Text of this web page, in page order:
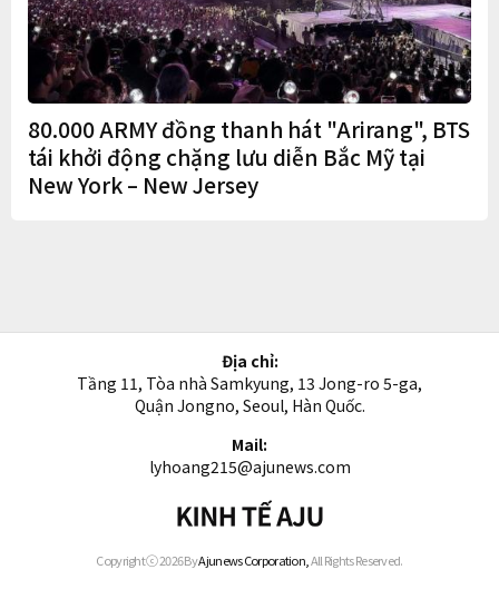
80.000 ARMY đồng thanh hát "Arirang", BTS
tái khởi động chặng lưu diễn Bắc Mỹ tại
New York – New Jersey
Địa chỉ:
Tầng 11, Tòa nhà Samkyung, 13 Jong-ro 5-ga,
Quận Jongno, Seoul, Hàn Quốc.
Mail:
lyhoang215@ajunews.com
Kinh
tế
AJU
Copyright ⓒ 2026 ByAjunews Corporation, All Rights Reserved.